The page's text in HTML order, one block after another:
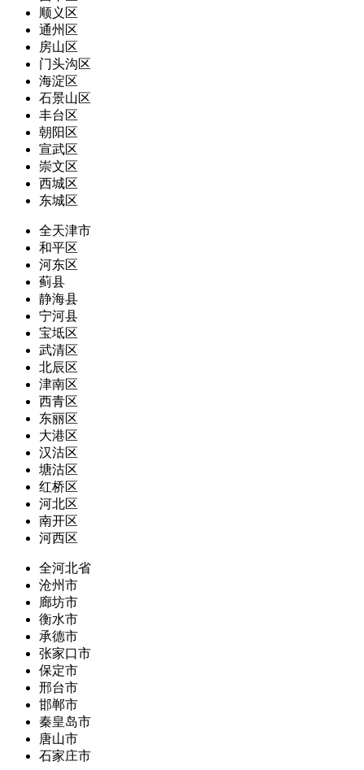
顺义区
通州区
房山区
门头沟区
海淀区
石景山区
丰台区
朝阳区
宣武区
崇文区
西城区
东城区
全天津市
和平区
河东区
蓟县
静海县
宁河县
宝坻区
武清区
北辰区
津南区
西青区
东丽区
大港区
汉沽区
塘沽区
红桥区
河北区
南开区
河西区
全河北省
沧州市
廊坊市
衡水市
承德市
张家口市
保定市
邢台市
邯郸市
秦皇岛市
唐山市
石家庄市